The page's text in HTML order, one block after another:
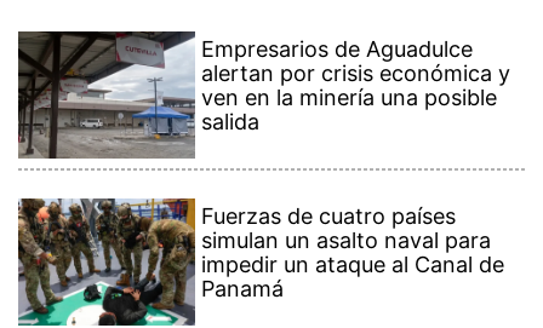
Empresarios de Aguadulce
alertan por crisis económica y
ven en la minería una posible
salida
Fuerzas de cuatro países
simulan un asalto naval para
impedir un ataque al Canal de
Panamá